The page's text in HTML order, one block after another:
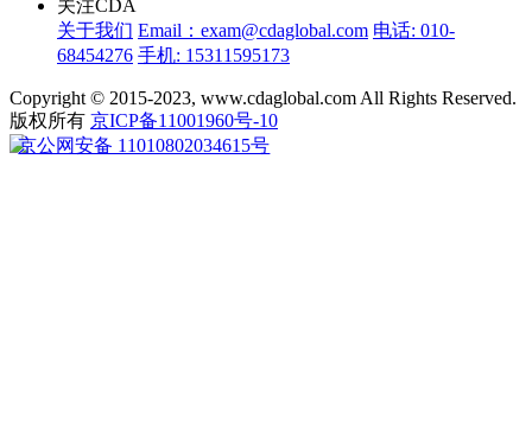
关注CDA
关于我们 Email：exam@cdaglobal.com 电话: 010-
68454276 手机: 15311595173
Copyright © 2015-2023, www.cdaglobal.com All Rights Reserved.
版权所有 京ICP备11001960号-10
京公网安备 11010802034615号